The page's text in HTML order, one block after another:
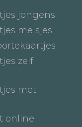
jongens
meisjes
zelf
met
online